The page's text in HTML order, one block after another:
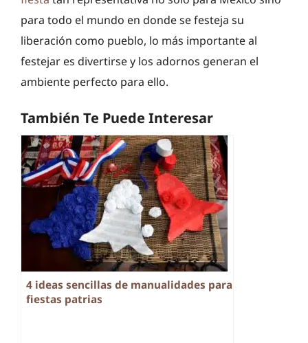
para todo el mundo en donde se festeja su
liberación como pueblo, lo más importante al
festejar es divertirse y los adornos generan el
ambiente perfecto para ello.
También Te Puede Interesar
4 ideas sencillas de manualidades para
fiestas patrias